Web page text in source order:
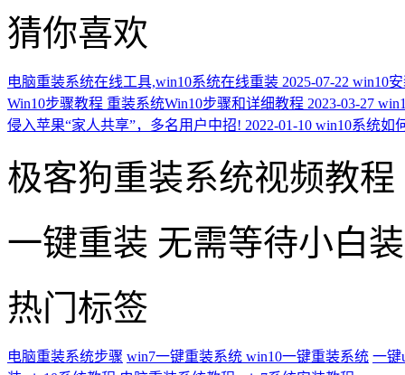
猜你喜欢
电脑重装系统在线工具,win10系统在线重装 2025-07-22 win10
Win10步骤教程 重装系统Win10步骤和详细教程 2023-03-27
侵入苹果“家人共享”，多名用户中招! 2022-01-10 win10系统如
极客狗重装系统视频教程
一键重装 无需等待小白
热门标签
电脑重装系统步骤 win7一键重装系统 win10一键重装系统 一键